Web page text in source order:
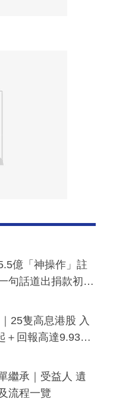
億「神操作」註
句話道出捐款初
騙手段
25隻高息港股 入
＋回報高達9.93
繼承｜受益人 遺
流程一覽